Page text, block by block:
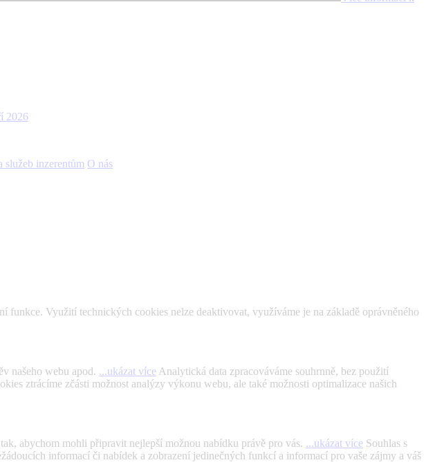
2026
služeb inzerentům O nás
Využití technických cookies nelze deaktivovat, využíváme je na základě oprávněného
našeho webu apod. ...ukázat více Analytická data zpracováváme souhrnně, bez použití
ztrácíme zčásti možnost analýzy výkonu webu, ale také možnosti optimalizace našich
abychom mohli připravit nejlepší možnou nabídku právě pro vás. ...ukázat více Souhlas s
informací či nabídek a zobrazení jedinečných funkcí a informací pro vaše zájmy a váš